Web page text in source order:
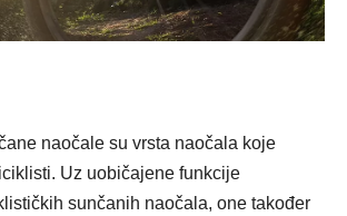
naočale su vrsta naočala koje
Uz uobičajene funkcije
sunčanih naočala, one također